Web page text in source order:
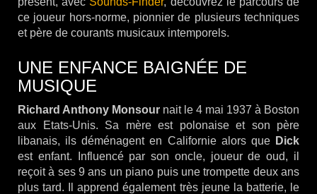
ce joueur hors-norme, pionnier de plusieurs techniques
et père de courants musicaux intemporels.
UNE ENFANCE BAIGNÉE DE
MUSIQUE
Richard Anthony Monsour nait le 4 mai 1937 à Boston
aux Etats-Unis. Sa mère est polonaise et son père
libanais, ils déménagent en Californie alors que Dick
est enfant. Influencé par son oncle, joueur de oud, il
reçoit à ses 9 ans un piano puis une trompette deux ans
plus tard. Il apprend également très jeune la batterie, le